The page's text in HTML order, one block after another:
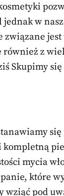
w
związane
z
Skupimy
mycia
które
pod